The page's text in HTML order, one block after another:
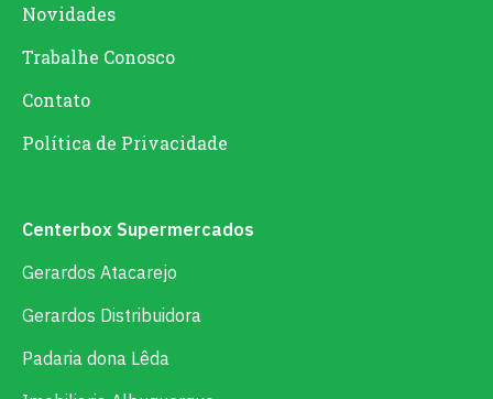
Novidades
Trabalhe Conosco
Contato
Política de Privacidade
Centerbox Supermercados
Gerardos Atacarejo
Gerardos Distribuidora
Padaria dona Lêda